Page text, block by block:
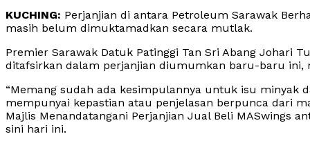
KUCHING: Perjanjian di antara Petroleum Sarawak
masih belum dimuktamadkan secara mutlak.
Premier Sarawak Datuk Patinggi Tan Sri Abang Johari
ditafsirkan dalam perjanjian diumumkan baru-baru
“Memang sudah ada kesimpulannya untuk isu minyak
mempunyai kepastian atau penjelasan berpunca dari
Majlis Menandatangani Perjanjian Jual Beli MASwings
sini hari ini.